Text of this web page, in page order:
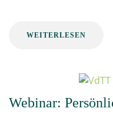
WEITERLESEN
Webinar: